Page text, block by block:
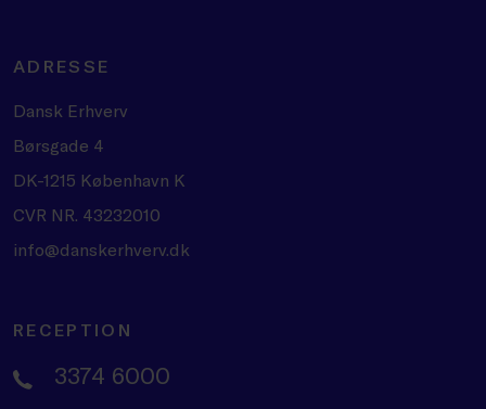
ADRESSE
Dansk Erhverv
Børsgade 4
DK-1215 København K
CVR NR. 43232010
info@danskerhverv.dk
RECEPTION
3374 6000